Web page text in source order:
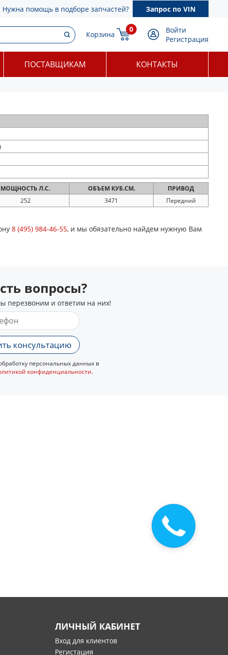
Нужна помощь в подборе запчастей? Запрос по VIN
Корзина
0
Войти
Регистрация
ПОСТАВЩИКАМ КОНТАКТЫ
МОЩНОСТЬ Л.С. ОБЪЕМ КУБ.СМ. ПРИВОД
252 3471 Передний
8 (495) 984-46-55, и мы обязательно найдем нужную Вам
вопросы?
перезвоним и ответим на них!
консультацию
персональных данных в
конфиденциальности.
ЛИЧНЫЙ КАБИНЕТ
Вход для клиентов
Регистация
Закажите
звонок